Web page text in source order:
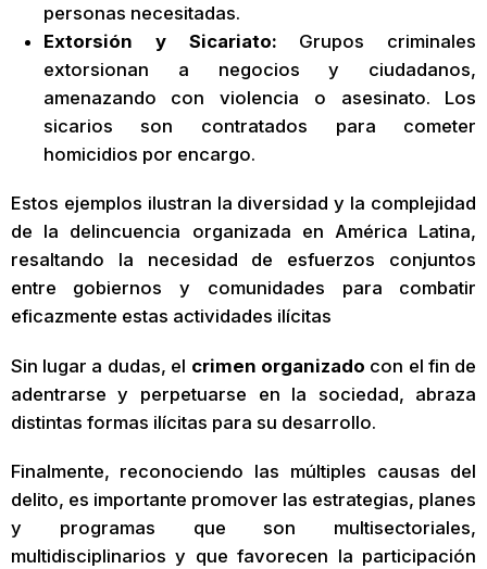
personas necesitadas.
Extorsión y Sicariato: Grupos criminales
extorsionan a negocios y ciudadanos,
amenazando con violencia o asesinato. Los
sicarios son contratados para cometer
homicidios por encargo.
Estos ejemplos ilustran la diversidad y la complejidad
de la delincuencia organizada en América Latina,
resaltando la necesidad de esfuerzos conjuntos
entre gobiernos y comunidades para combatir
eficazmente estas actividades ilícitas
Sin lugar a dudas, el crimen organizado con el fin de
adentrarse y perpetuarse en la sociedad, abraza
distintas formas ilícitas para su desarrollo.
Finalmente, reconociendo las múltiples causas del
delito, es importante promover las estrategias, planes
y programas que son multisectoriales,
multidisciplinarios y que favorecen la participación